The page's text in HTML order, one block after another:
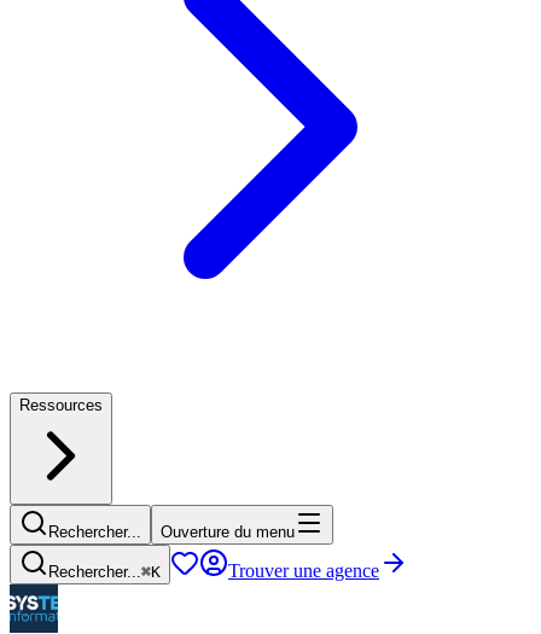
Ressources
Rechercher... Ouverture du menu
Rechercher...⌘K Trouver une agence